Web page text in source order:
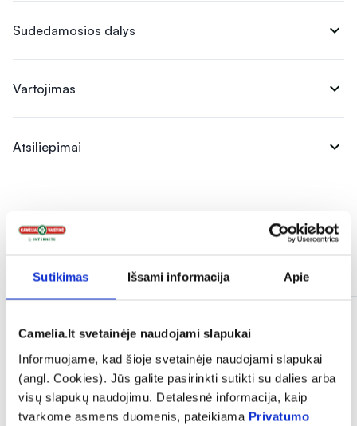
Sutikimas Išsami informacija Apie
Camelia.lt svetainėje naudojami slapukai
Informuojame, kad šioje svetainėje naudojami slapukai
(angl. Cookies). Jūs galite pasirinkti sutikti su dalies arba
visų slapukų naudojimu. Detalesnė informacija, kaip
tvarkome asmens duomenis, pateikiama Privatumo
Sudedamosios dalys expand_more
Vartojimas expand_more
Atsiliepimai expand_more
Panašios prekės